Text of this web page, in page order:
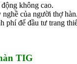
không cao.
của người thợ hàn.
phí để đầu tư trang
TIG